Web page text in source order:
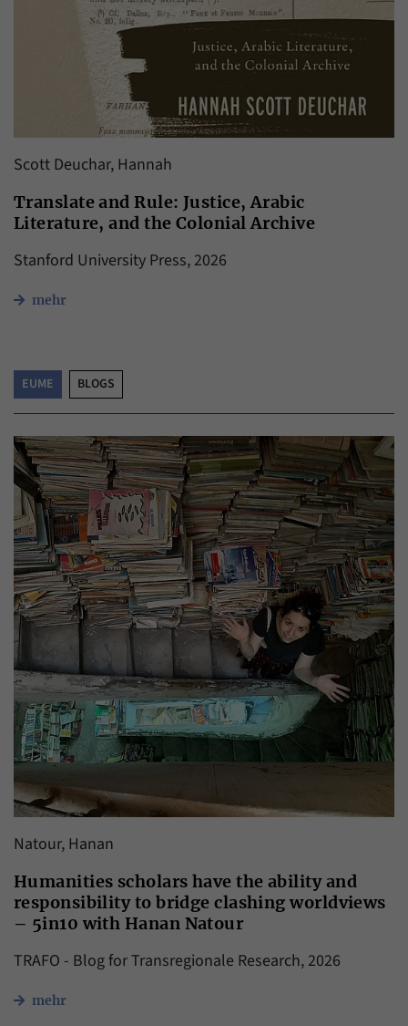
Scott Deuchar, Hannah
Translate and Rule: Justice, Arabic
Literature, and the Colonial Archive
Stanford University Press, 2026
mehr
EUME BLOGS
Natour, Hanan
Humanities scholars have the ability and
responsibility to bridge clashing worldviews
– 5in10 with Hanan Natour
TRAFO - Blog for Transregionale Research, 2026
mehr